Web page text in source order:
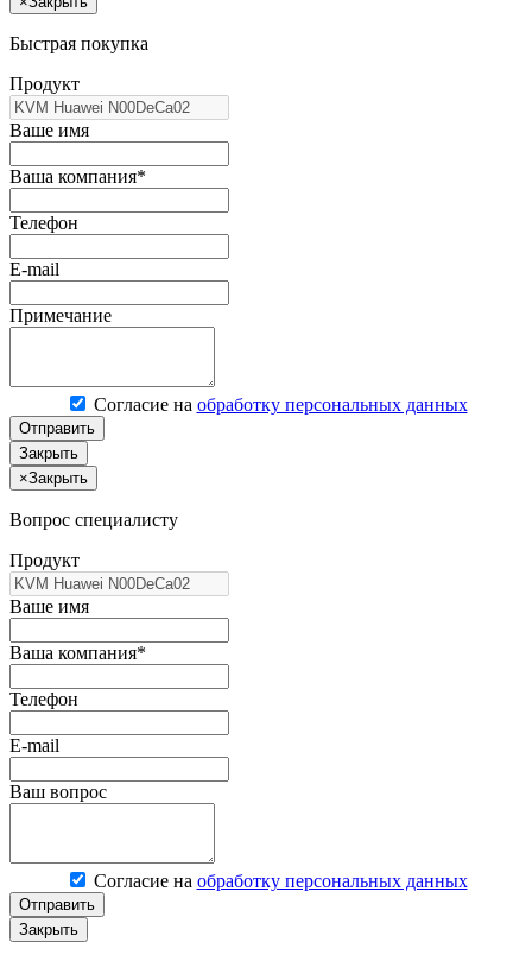
Быстрая покупка
Продукт
Ваше имя
Ваша компания*
Телефон
E-mail
Примечание
Согласие на обработку персональных данных
Отправить
Закрыть
×Закрыть
Вопрос специалисту
Продукт
Ваше имя
Ваша компания*
Телефон
E-mail
Ваш вопрос
Согласие на обработку персональных данных
Отправить
Закрыть